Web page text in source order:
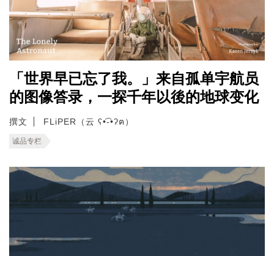
「世界早已忘了我。」来自孤单宇航员
的图像答录，一探千年以後的地球变化
撰文 FLiPER（云 ʕ•͡-•ʔฅ）
诚品专栏